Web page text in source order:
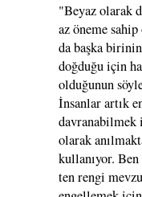
"Beyaz olarak
az öneme
da başka
doğduğu için
olduğunun
İnsanlar artık
davranabilmek
olarak
kullanıyor.
ten rengi